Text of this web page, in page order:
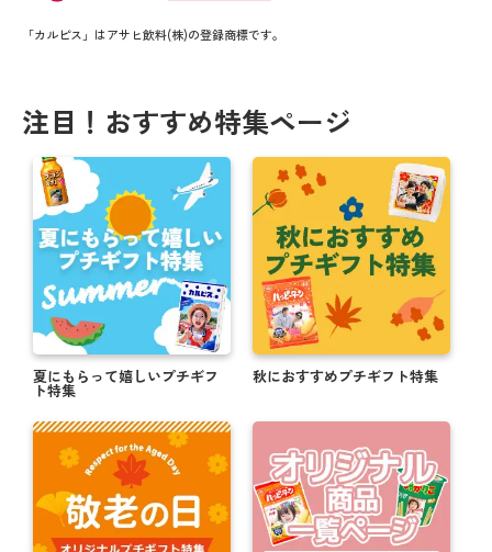
「カルピス」はアサヒ飲料(株)の登録商標です。
注目！おすすめ特集ページ
夏にもらって嬉しいプチギフ
ト特集
秋におすすめプチギフト特集